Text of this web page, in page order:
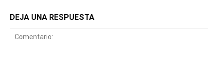
DEJA UNA RESPUESTA